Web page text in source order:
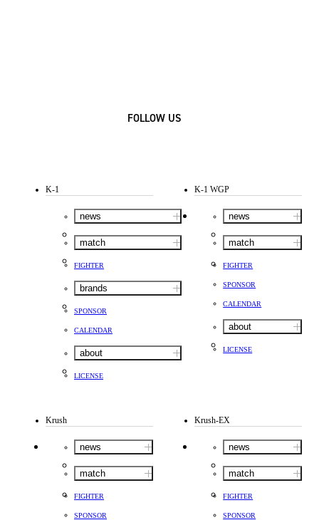
FOLLOW US
K-1
news
match
FIGHTER
brands
SPONSOR
CALENDAR
about
LICENSE
K-1 WGP
news
match
FIGHTER
SPONSOR
CALENDAR
about
LICENSE
Krush
news
match
FIGHTER
SPONSOR
Krush-EX
news
match
FIGHTER
SPONSOR